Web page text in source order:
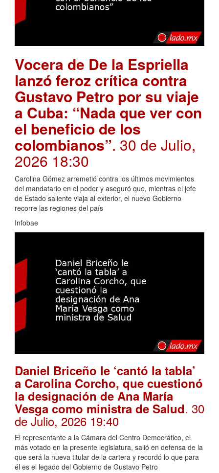
Vocera de De la Espriella
lanzó feroz crítica contra
Gustavo Petro por su viaje
a Cuba: “Nada que ver con
el beneficio de los
colombianos”. 30 de Julio,
2026 18:30
Carolina Gómez arremetió contra los últimos movimientos
del mandatario en el poder y aseguró que, mientras el jefe
de Estado saliente viaja al exterior, el nuevo Gobierno
recorre las regiones del país
Infobae
Daniel Briceño le ‘cantó la tabla’
a Carolina Corcho, que cuestionó
la designación de Ana María
Vesga como ministra de Salud. 30
de Julio, 2026 19:40
El representante a la Cámara del Centro Democrático, el
más votado en la presente legislatura, salió en defensa de la
que será la nueva titular de la cartera y recordó lo que para
él es el legado del Gobierno de Gustavo Petro